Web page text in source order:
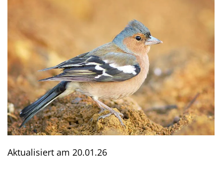
Aktualisiert am 20.01.26